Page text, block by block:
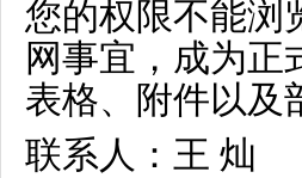
您的权限不能浏
网事宜，成为正
表格、附件以
联系人：王 灿